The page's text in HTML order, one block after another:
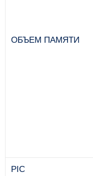
ОБЪЕМ ПАМЯТИ
PIC